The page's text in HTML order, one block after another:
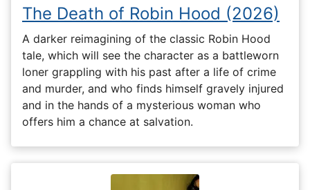
The Death of Robin Hood (2026)
A darker reimagining of the classic Robin Hood
tale, which will see the character as a battleworn
loner grappling with his past after a life of crime
and murder, and who finds himself gravely injured
and in the hands of a mysterious woman who
offers him a chance at salvation.